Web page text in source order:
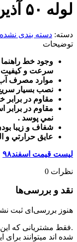
لوله ۵۰ آذین
دسته: دسته بندی نشده
توضیحات
وجود خط
سرعت و كيفيت
موارد مصرف
نصب بسيار
مقاوم در برابر
مقاوم در برابر
نمي پوسد .
شفاف و زيبا
عايق حرارتي و
لیست قیمت اسفند۹۸
نظرات 0
نقد و بررسی‌ها
هنوز بررسی‌ای ثبت
.فقط مشتریانی که
شده اند میتوانند